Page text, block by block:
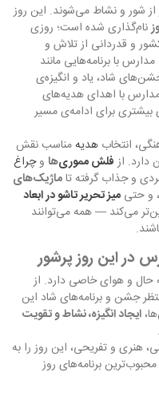
شور و نشاط می‌شوند. این روز
نام‌گذاری شده است؛ روزی
و قدردانی از تلاش و
با برنامه‌هایی مانند
شاد، یاد و انگیزه‌ی
با اهدای هدیه‌های
بیشتری برای ادامه‌ی مسیر
انتخاب هدیهمناسب نقش
دارد. از فلش مموری‌ها وچراغ
و جذاب گرفته تاماژیک‌های
و حتی میز تحریر تاشو در ابعاد
می‌کند — همه می‌توانند
در این روز پرشور
و هوای خاصی دارد. از
جشن و برنامه‌های شاد این
ایجاد انگیزه، نشاط و تقویت
هنری و تفریحی، این روز را به
محبوب‌ترین برنامه‌های روز